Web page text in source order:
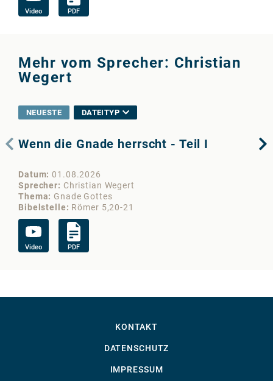
Video PDF
Mehr vom Sprecher: Christian
Wegert
NEUESTE DATEITYP
Wenn die Gnade herrscht - Teil I
Datum 01.08.2026
Sprecher
Christian Wegert
Thema
Gnade Gottes
Bibelstelle
Römer 5,20-21
Video PDF
KONTAKT
DATENSCHUTZ
IMPRESSUM